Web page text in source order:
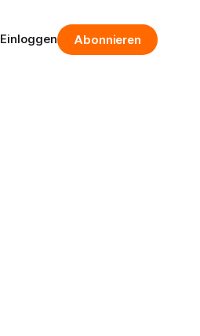
Einloggen Abonnieren